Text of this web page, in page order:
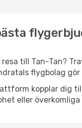
resa till Tan-Tan?
flygbolag
kopplar dig
eller